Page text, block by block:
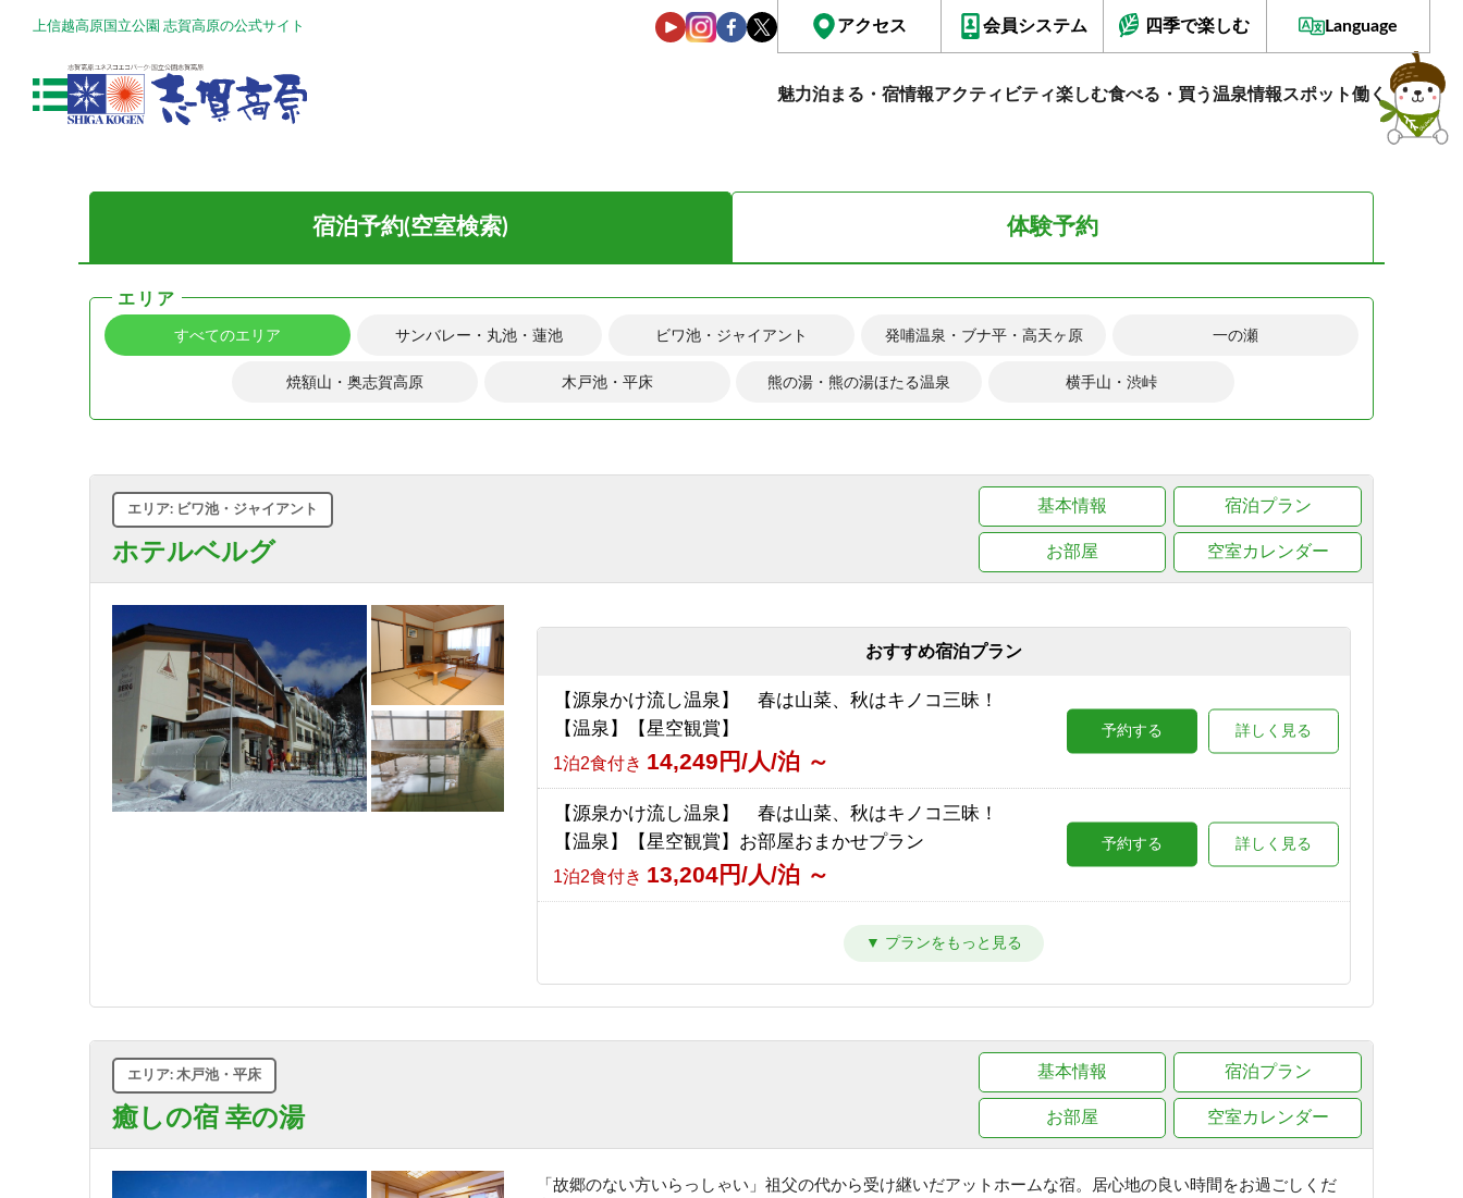
上信越高原国立公園 志賀高原の公式サイト アクセス 会員システム 四季で楽しむ Language
魅力泊まる・宿情報アクティビティ楽しむ食べる・買う温泉情報スポット働く
宿泊予約(空室検索) 体験予約
エリア
すべてのエリア サンバレー・丸池・蓮池 ビワ池・ジャイアント 発哺温泉・ブナ平・高天ヶ原 一の瀬
焼額山・奥志賀高原 木戸池・平床 熊の湯・熊の湯ほたる温泉 横手山・渋峠
ホテルベルグ
エリア: ビワ池・ジャイアント 基本情報 宿泊プラン
お部屋 空室カレンダー
おすすめ宿泊プラン
【源泉かけ流し温泉】 春は山菜、秋はキノコ三昧！
【温泉】【星空観賞】
詳しく見る
予約する
1泊2食付き 14,249円/人/泊 ～
【源泉かけ流し温泉】 春は山菜、秋はキノコ三昧！
【温泉】【星空観賞】お部屋おまかせプラン
詳しく見る
予約する
1泊2食付き 13,204円/人/泊 ～
癒しの宿 幸の湯
エリア: 木戸池・平床
「故郷のない方いらっしゃい」祖父の代から受け継いだアットホームな宿。居心地の良い時間をお過ごしくだ
基本情報 宿泊プラン
お部屋 空室カレンダー